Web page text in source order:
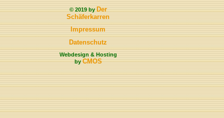
© 2019 byDer
Schäferkarren
Impressum
Datenschutz
Webdesign & Hosting
byCMOS